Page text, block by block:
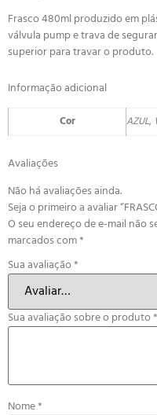
Frasco 480ml produzido em
válvula pump e trava de
superior para travar o produto.
Informação adicional
Cor AZUL,
Avaliações
Não há avaliações ainda.
Seja o primeiro a avaliar
O seu endereço de e-mail não
marcados com*
Sua avaliação*
Sua avaliação sobre o produto*
Nome*